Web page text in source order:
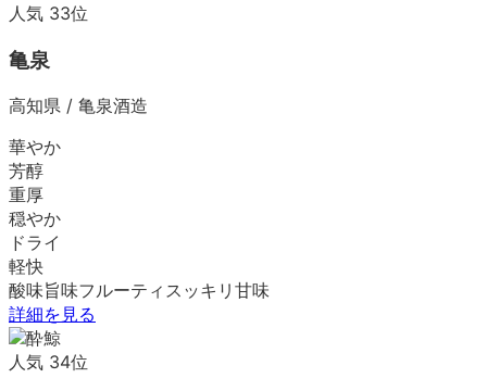
人気 33位
亀泉
高知県 / 亀泉酒造
華やか
芳醇
重厚
穏やか
ドライ
軽快
酸味旨味フルーティ スッキリ 甘味
詳細を見る
人気 34位